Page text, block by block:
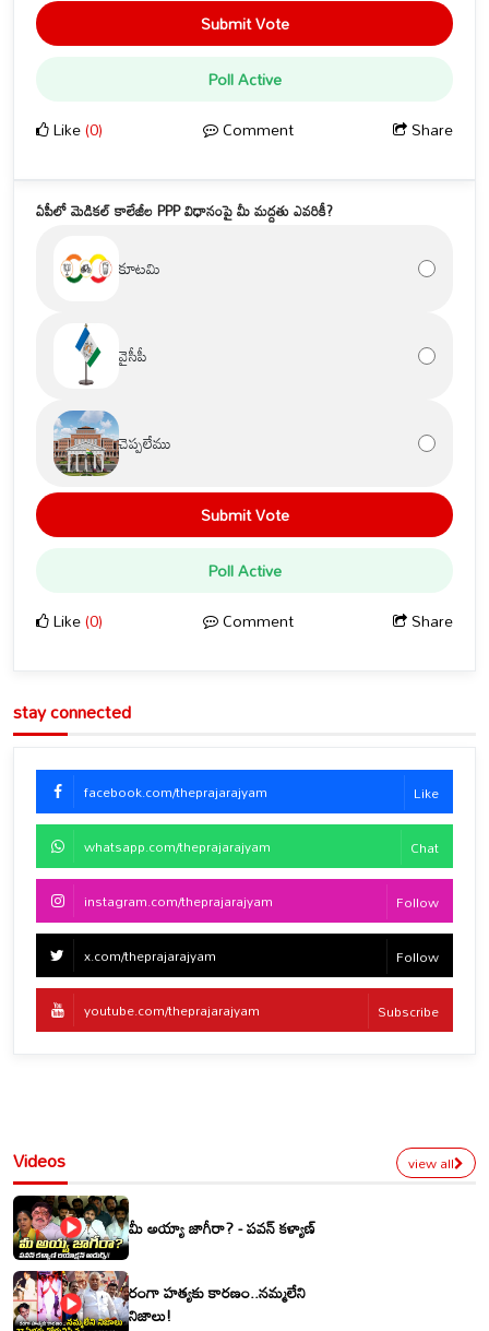
Submit Vote
Poll Active
Like(0) Comment Share
ఏపీలో మెడికల్ కాలేజీల PPP విధానంపై మీ మద్దతు ఎవరికీ?
కూటమి
వైసీపీ
చెప్పలేము
Submit Vote
Poll Active
Like(0) Comment Share
stay connected
facebook.com/theprajarajyam Like
whatsapp.com/theprajarajyam Chat
instagram.com/theprajarajyam Follow
x.com/theprajarajyam Follow
youtube.com/theprajarajyam Subscribe
Videos view all
మీ అయ్యా జాగీరా? - పవన్ కళ్యాణ్
రంగా హత్యకు కారణం..నమ్మలేని
నిజాలు!